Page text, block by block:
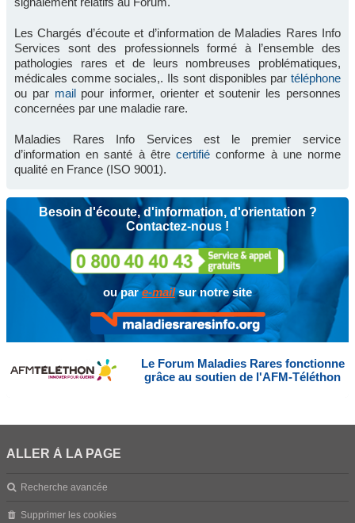
Les Chargés d’écoute et d’information de Maladies Rares Info
Services sont des professionnels formé à l’ensemble des
pathologies rares et de leurs nombreuses problématiques,
médicales comme sociales,. Ils sont disponibles par téléphone
ou par mailpour informer, orienter et soutenir les personnes
concernées par une maladie rare.
Maladies Rares Info Services est le premier service
d’information en santé à êtrecertifié conforme à une norme
qualité en France (ISO 9001).
Besoin d'écoute, d'information, d'orientation ?
Contactez-nous !
ou pare-mailsur notre site
Le Forum Maladies Rares fonctionne
grâce au soutien de l'AFM-Téléthon
ALLER À LA PAGE
Recherche avancée
Supprimer les cookies